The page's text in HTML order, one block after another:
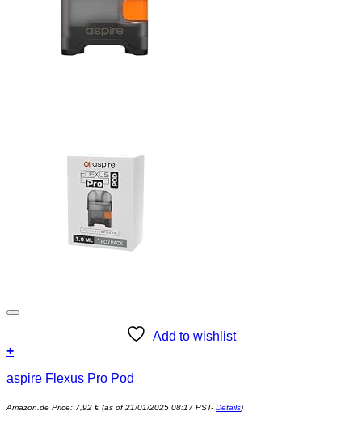
Add to wishlist
+
aspire Flexus Pro Pod
Amazon.de Price: 7,92 € (as of 21/01/2025 08:17 PST- Details)